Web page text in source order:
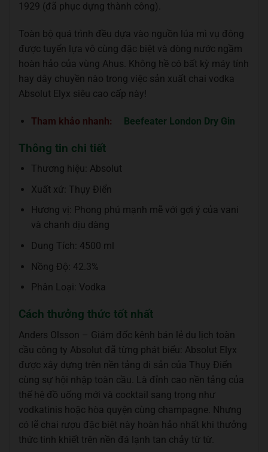
1929 (đã phục dựng thành công).
Toàn bộ quá trình đều dựa vào nguồn lúa mì vụ đông
được tuyển lựa vô cùng đặc biệt và dòng nước ngầm
hoàn hảo của vùng Ahus. Không hề có bất kỳ máy tính
hay dây chuyền nào trong việc sản xuất chai vodka
Absolut Elyx siêu cao cấp này!
Tham khảo nhanh: Beefeater London Dry Gin
Thông tin chi tiết
Thương hiệu: Absolut
Xuất xứ: Thụy Điển
Hương vị: Phong phú mạnh mẽ với gợi ý của vani
và chanh dịu dàng
Dung Tích: 4500 ml
Nồng Độ: 42.3%
Phân Loại: Vodka
Cách thưởng thức tốt nhất
Anders Olsson – Giám đốc kênh bán lẻ du lịch toàn
cầu công ty Absolut đã từng phát biểu: Absolut Elyx
được xây dựng trên nền tảng di sản của Thụy Điển
cùng sự hội nhập toàn cầu. Là đỉnh cao nền tảng của
thế hệ đồ uống mới và cocktail sang trọng như
vodkatinis hoặc hòa quyện cùng champagne. Nhưng
có lẽ chai rượu đặc biệt này hoàn hảo nhất khi thưởng
thức tinh khiết trên nền đá lạnh tan chảy từ từ.